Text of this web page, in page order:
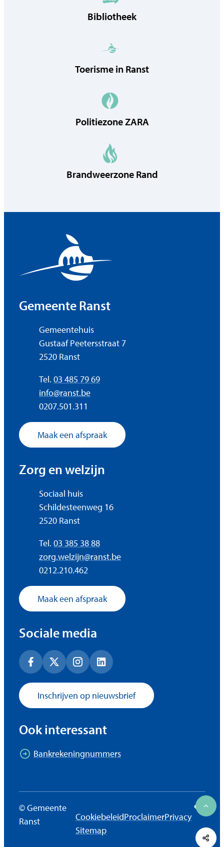
Bibliotheek
Toerisme in Ranst
Politiezone ZARA
Brandweerzone Rand
Gemeente Ranst
AdresGemeentehuis
Gustaaf Peetersstraat 7
,2520 Ranst
03 485 79 69
E-mailinfo@ranst.be
Ondernemingsnummer
0207.501.311
Maak een afspraak
Zorg en welzijn
AdresSociaal huis
Schildesteenweg 16
,2520 Ranst
03 385 38 88
E-mailzorg.welzijn@ranst.be
Ondernemingsnummer
0212.210.462
Maak een afspraak
Sociale media
FacebookX (Twitter)InstagramLinkedIn
Inschrijven op nieuwsbrief
Ook interessant
Bankrekeningnummers
©Gemeente
Ranst
CookiebeleidProclaimerPrivacy
Sitemap
LCP nv